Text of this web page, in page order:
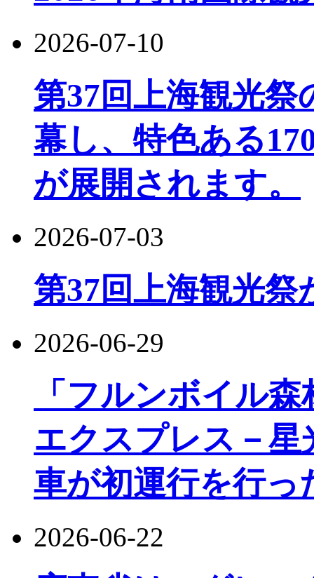
2026-07-10
第37回上海観光
幕し、特色ある
が展開されます。
2026-07-03
第37回上海観光祭
2026-06-29
「フルンボイル
エクスプレス－星
車が初運行を行っ
2026-06-22